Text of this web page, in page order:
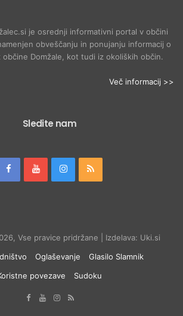
je osrednji informativni portal v občini
obveščanju in ponujanju informacij o
občine Domžale, kot tudi iz okoliških občin.
Več informacij >>
Sledite nam
Vse pravice pridržane | Izdelava: Uki.si
Oglaševanje
Glasilo Slamnik
povezave
Sudoku